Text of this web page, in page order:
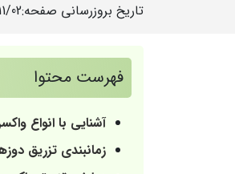
تاریخ بروزرسانی صفحه:02
فهرست محتوا
آشنایی با انواع
زمانبندی تزریق